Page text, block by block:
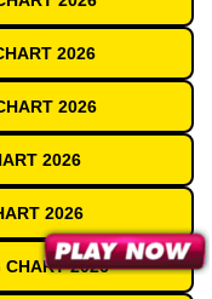
2026
2026
2026
2026
CHART 2026